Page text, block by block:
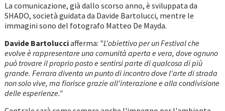
La comunicazione, già dallo scorso anno, è sviluppata da
SHADO, società guidata da Davide Bartolucci, mentre le
immagini sono del fotografo Matteo De Mayda.
Davide Bartolucciafferma: "L'obiettivo per un Festival che
evolve è rappresentare una comunità aperta e vera, dove ognuno
può trovare il proprio posto e sentirsi parte di qualcosa di più
grande. Ferrara diventa un punto di incontro dove l'arte di strada
non solo vive, ma fiorisce grazie all'interazione e alla condivisione
delle esperienze."